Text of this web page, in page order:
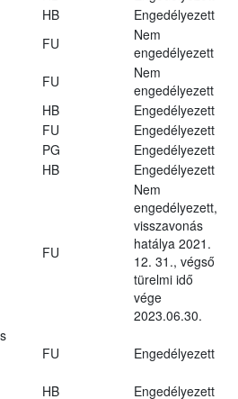
HB
Engedélyezett
FU
Nem
engedélyezett
FU
Nem
engedélyezett
HB
Engedélyezett
FU
Engedélyezett
PG
Engedélyezett
HB Engedélyezett
FU
Nem
engedélyezett,
visszavonás
hatálya 2021.
12. 31., végső
türelmi idő
vége
2023.06.30.
FU Engedélyezett
HB
Engedélyezett